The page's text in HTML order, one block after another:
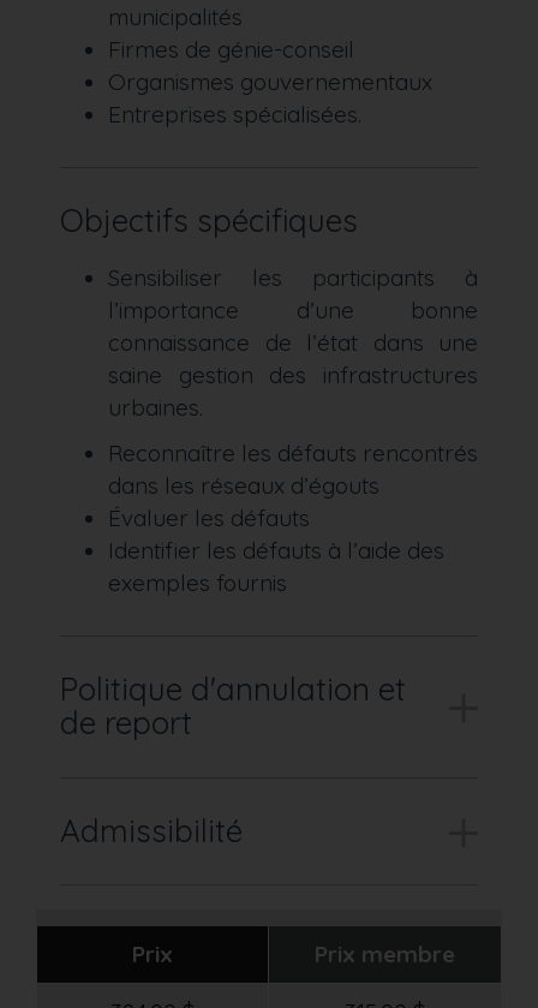
municipalités
Firmes de génie-conseil
Organismes gouvernementaux
Entreprises spécialisées.
Objectifs spécifiques
Sensibiliser les participants à
l’importance d’une bonne
connaissance de l’état dans une
saine gestion des infrastructures
urbaines.
Reconnaître les défauts rencontrés
dans les réseaux d’égouts
Évaluer les défauts
Identifier les défauts à l’aide des
exemples fournis
Politique d'annulation et
de report
Admissibilité
Prix
Prix membre